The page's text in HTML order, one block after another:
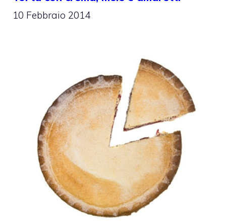
10 Febbraio 2014